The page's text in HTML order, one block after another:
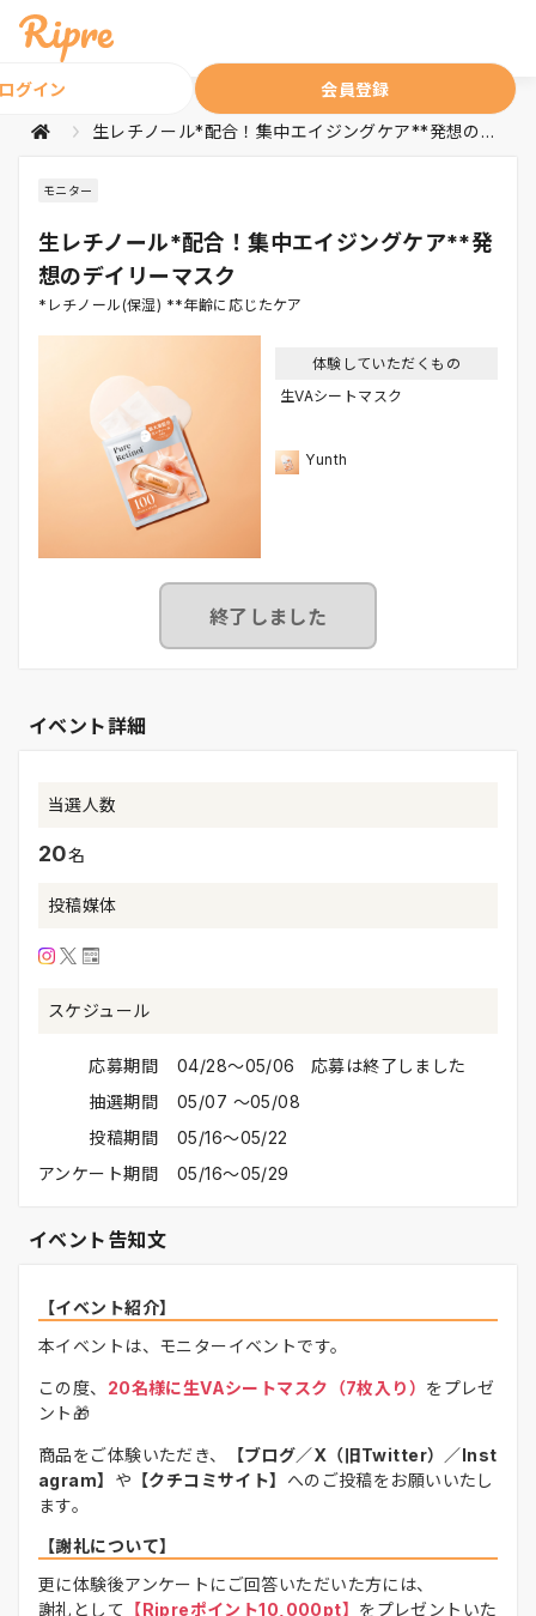
グイン 会員登録
生レチノール*配合！集中エイジングケア**発想のデイリーマスク
モニター
生レチノール*配合！集中エイジングケア**発
想のデイリーマスク
*レチノール(保湿) **年齢に応じたケア
体験していただくもの
生VAシートマスク
Yunth
終了しました
イベント詳細
当選人数
20名
投稿媒体
スケジュール
応募期間
04/28〜05/06 応募は終了しました
抽選期間
05/07 〜05/08
投稿期間
05/16〜05/22
アンケート期間
05/16〜05/29
イベント告知文
【イベント紹介】
本イベントは、モニターイベントです。
この度、 20名様に生VAシートマスク（7枚入り） をプレゼ
ント🎁
商品をご体験いただき、
【ブログ／X（旧Twitter）／Inst
agram】 や 【クチコミサイト】 へのご投稿をお願いいたし
ます。
【謝礼について】
更に体験後アンケートにご回答いただいた方には、
謝礼として
【Ripreポイント10,000pt】 をプレゼントいた